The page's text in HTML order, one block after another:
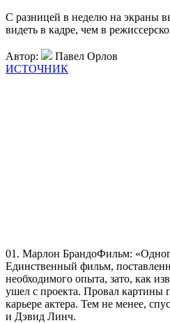
С разницей в неделю на экраны
видеть в кадре, чем в
Автор:
Павел Орлов
ИСТОЧНИК
01. Марлон БрандоФильм:
Единственный фильм,
необходимого опыта, зато, как
ушел с проекта. Провал картины
карьере актера. Тем не менее,
и Дэвид Линч.